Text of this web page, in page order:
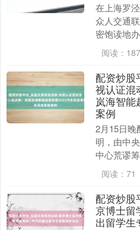
在上海罗
众人交通
密饱读地
航配资炒
为“一带沿
阅读： 187
配资炒股
视认证混
岚海智能
案例
2月15日晚
明，由中
中心荒谬
第六届《
划时期的
阅读： 71
配资炒股
京博士留
出留学生